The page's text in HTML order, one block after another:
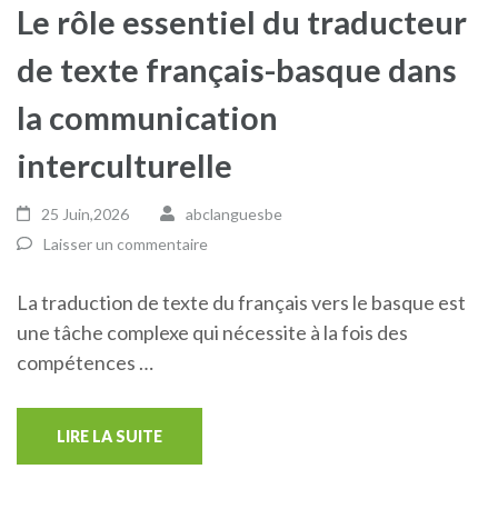
Le rôle essentiel du traducteur
de texte français-basque dans
la communication
interculturelle
25 Juin,2026
abclanguesbe
Laisser un commentaire
La traduction de texte du français vers le basque est
une tâche complexe qui nécessite à la fois des
compétences …
LIRE LA SUITE